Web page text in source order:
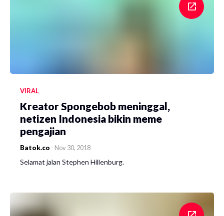
VIRAL
Kreator Spongebob meninggal,
netizen Indonesia bikin meme
pengajian
Batok.co - Nov 30, 2018
Selamat jalan Stephen Hillenburg.